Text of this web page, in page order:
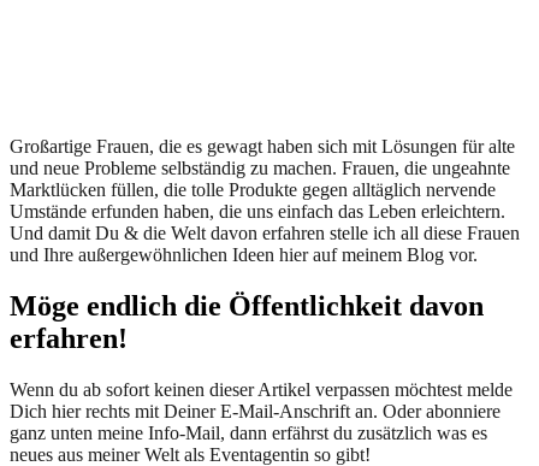
Großartige Frauen, die es gewagt haben sich mit Lösungen für alte
und neue Probleme selbständig zu machen. Frauen, die ungeahnte
Marktlücken füllen, die tolle Produkte gegen alltäglich nervende
Umstände erfunden haben, die uns einfach das Leben erleichtern.
Und damit Du & die Welt davon erfahren stelle ich all diese Frauen
und Ihre außergewöhnlichen Ideen hier auf meinem Blog vor.
Möge endlich die Öffentlichkeit davon
erfahren!
Wenn du ab sofort keinen dieser Artikel verpassen möchtest melde
Dich hier rechts mit Deiner E-Mail-Anschrift an. Oder abonniere
ganz unten meine Info-Mail, dann erfährst du zusätzlich was es
neues aus meiner Welt als Eventagentin so gibt!